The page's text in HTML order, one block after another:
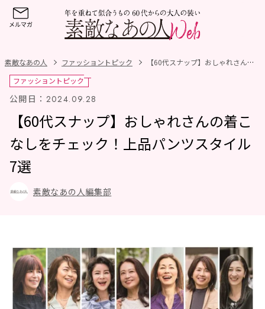
素敵なあの人 ファッショントピック
【60代スナップ】おしゃれさんの着こなしをチェック！上品パンツスタイル7選
ファッショントピック
公開日： 2024.09.28
【60代スナップ】おしゃれさんの着こ
なしをチェック！上品パンツスタイル
7選
素敵なあの人編集部